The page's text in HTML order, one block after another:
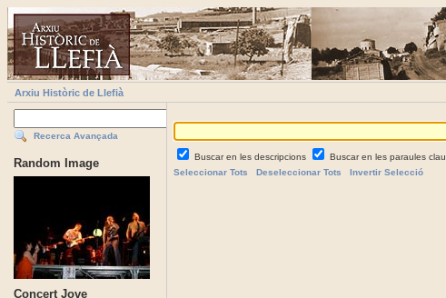
Arxiu Històric de Llefià
Recerca Avançada
Random Image
Concert Jove
Buscar en les descripcions Buscar en les paraules clau
Seleccionar Tots
Deseleccionar Tots Invertir Selecció